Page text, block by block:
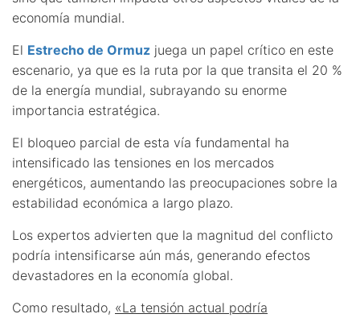
economía mundial.
El Estrecho de Ormuz juega un papel crítico en este
escenario, ya que es la ruta por la que transita el 20 %
de la energía mundial, subrayando su enorme
importancia estratégica.
El bloqueo parcial de esta vía fundamental ha
intensificado las tensiones en los mercados
energéticos, aumentando las preocupaciones sobre la
estabilidad económica a largo plazo.
Los expertos advierten que la magnitud del conflicto
podría intensificarse aún más, generando efectos
devastadores en la economía global.
Como resultado, «La tensión actual podría